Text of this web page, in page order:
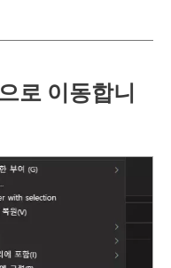
로 이동합니